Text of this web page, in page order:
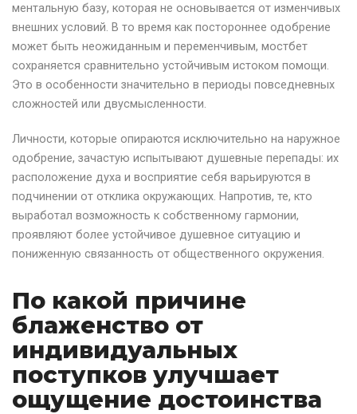
ментальную базу, которая не основывается от изменчивых
внешних условий. В то время как постороннее одобрение
может быть неожиданным и переменчивым, мостбет
сохраняется сравнительно устойчивым истоком помощи.
Это в особенности значительно в периоды повседневных
сложностей или двусмысленности.
Личности, которые опираются исключительно на наружное
одобрение, зачастую испытывают душевные перепады: их
расположение духа и восприятие себя варьируются в
подчинении от отклика окружающих. Напротив, те, кто
выработал возможность к собственному гармонии,
проявляют более устойчивое душевное ситуацию и
пониженную связанность от общественного окружения.
По какой причине
блаженство от
индивидуальных
поступков улучшает
ощущение достоинства